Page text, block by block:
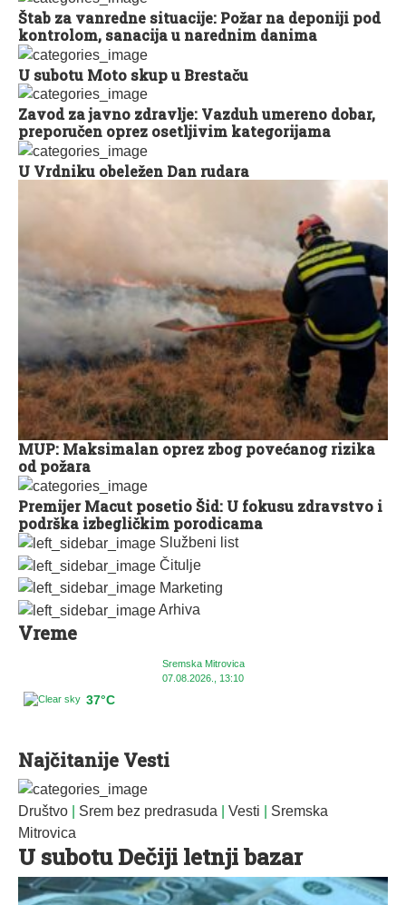
Službeni list
Čitulje
Marketing
Arhiva
Vreme
Sremska Mitrovica
07.08.2026., 13:10
37°C
Štab za vanredne situacije: Požar na deponiji pod
kontrolom, sanacija u narednim danima
U subotu Moto skup u Brestaču
Zavod za javno zdravlje: Vazduh umereno dobar,
preporučen oprez osetljivim kategorijama
U Vrdniku obeležen Dan rudara
MUP: Maksimalan oprez zbog povećanog rizika
od požara
Premijer Macut posetio Šid: U fokusu zdravstvo i
podrška izbegličkim porodicama
Najčitanije Vesti
Društvo Srem bez predrasuda Vesti
Sremska
Mitrovica
U subotu Dečiji letnji bazar